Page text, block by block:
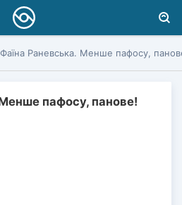
Раневська. Менше пафосу,
пафосу, панове!